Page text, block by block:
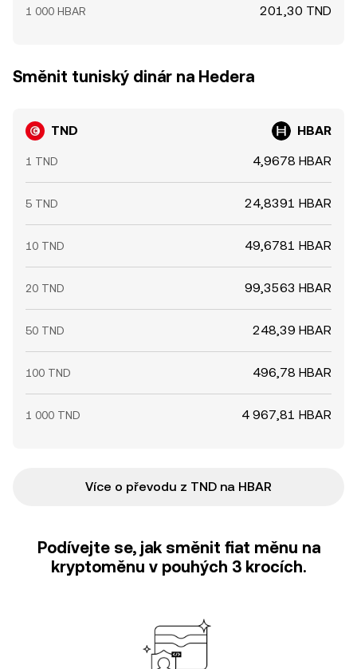
1 000 HBAR 201,30 TND
Směnit tuniský dinár na Hedera
TND HBAR
1 TND 4,9678 HBAR
5 TND 24,8391 HBAR
10 TND 49,6781 HBAR
20 TND 99,3563 HBAR
50 TND 248,39 HBAR
100 TND 496,78 HBAR
1 000 TND 4 967,81 HBAR
Více o převodu z TND na HBAR
Podívejte se, jak směnit fiat měnu na
kryptoměnu v pouhých 3 krocích.